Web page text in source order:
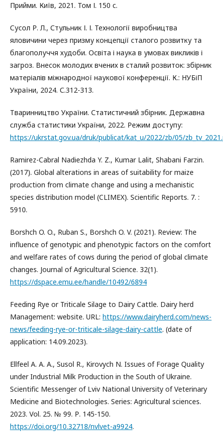
Прийми. Київ, 2021. Том І. 150 с.
Сусол Р. Л., Стульник І. І. Технології виробництва
яловичини через призму концепції сталого розвитку та
благополуччя худоби. Освіта і наука в умовах викликів і
загроз. Внесок молодих вчених в сталий розвиток: збірник
матеріалів міжнародної наукової конференції. К.: НУБіП
України, 2024. С.312-313.
Тваринництво України. Статистичний збірник. Державна
служба статистики України, 2022. Режим доступу:
https://ukrstat.gov.ua/druk/publicat/kat_u/2022/zb/05/
Ramirez-Cabral Nadiezhda Y. Z., Kumar Lalit, Shabani Farzin.
(2017). Global alterations in areas of suitability for maize
production from climate change and using a mechanistic
species distribution model (CLIMEX). Scientific Reports. 7. :
5910.
Borshch O. O., Ruban S., Borshch O. V. (2021). Review: The
influence of genotypic and phenotypic factors on the comfort
and welfare rates of cows during the period of global climate
changes. Journal of Agricultural Science. 32(1).
https://dspace.emu.ee/handle/10492/6894
Feeding Rye or Triticale Silage to Dairy Cattle. Dairy herd
Management: website. URL: https://www.dairyherd.com/news-
news/feeding-rye-or-triticale-silage-dairy-cattle. (date of
application: 14.09.2023).
Ellfeel A. A. A., Susol R., Kirovych N. Issues of Forage Quality
under Industrial Milk Production in the South of Ukraine.
Scientific Messenger of Lviv National University of Veterinary
Medicine and Biotechnologies. Series: Agricultural sciences.
2023. Vol. 25. № 99. Р. 145-150.
https://doi.org/10.32718/nvlvet-a9924.